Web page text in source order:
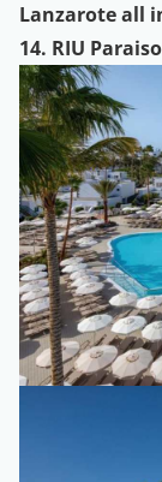
Lanzarote all
14. RIU